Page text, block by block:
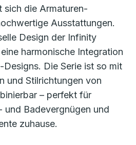
sich die Armaturen-
Ausstattungen.
Design der Infinity
harmonische Integration
Die Serie ist so mit
und Stilrichtungen von
– perfekt für
Badevergnügen und
zuhause.